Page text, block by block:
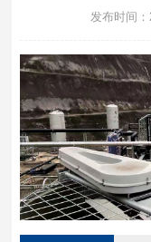
发布时间